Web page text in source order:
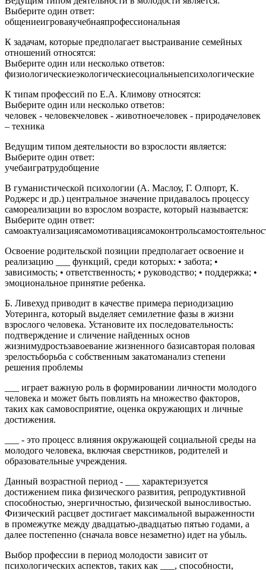
Выберите один ответ:
общениеигроваяучебнаяпрофессиональная
К задачам, которые предполагает выстраивание семейных
отношений относятся:
Выберите один или несколько ответов:
физиологическиеэкологическиесоциальныепсихологические
К типам профессий по Е.А. Климову относятся:
Выберите один или несколько ответов:
человек - человекчеловек - животноечеловек - природачеловек
– техника
Ведущим типом деятельности во взрослости является:
Выберите один ответ:
учебаигратрудобщение
В гуманистической психологии (А. Маслоу, Г. Олпорт, К.
Роджерс и др.) центральное значение придавалось процессу
самореализации во взрослом возрасте, который называется:
Выберите один ответ:
Освоение родительской позиции предполагает освоение и
реализацию ___ функций, среди которых: • забота; •
зависимость; • ответственность; • руководство; • поддержка; •
эмоциональное принятие ребенка.
Б. Ливехуд приводит в качестве примера периодизацию
Уотеринга, который выделяет семилетние фазы в жизни
взрослого человека. Установите их последовательность:
подтверждение и сличение найденных основ
жизнимудростьзавоевание жизненного базисавторая половая
зрелостьборьба с собственным закатоманализ степени
решения проблемы
___ играет важную роль в формировании личности молодого
человека и может быть повлиять на множество факторов,
таких как самовосприятие, оценка окружающих и личные
достижения.
___ - это процесс влияния окружающей социальной среды на
молодого человека, включая сверстников, родителей и
образовательные учреждения.
Данный возрастной период - ___ характеризуется
достижением пика физического развития, репродуктивной
способностью, энергичностью, физической выносливостью.
Физический расцвет достигает максимальной выраженности
в промежутке между двадцатью-двадцатью пятью годами, а
далее постепенно (сначала вовсе незаметно) идет на убыль.
Выбор профессии в период молодости зависит от
психологических аспектов, таких как ___, способности,